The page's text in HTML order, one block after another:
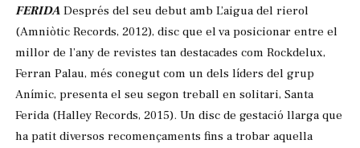
FERIDA Després del seu debut amb L’aigua del rierol
(Amniòtic Records, 2012), disc que el va posicionar entre el
millor de l’any de revistes tan destacades com Rockdelux,
Ferran Palau, més conegut com un dels líders del grup
Anímic, presenta el seu segon treball en solitari, Santa
Ferida (Halley Records, 2015). Un disc de gestació llarga que
ha patit diversos recomençaments fins a trobar aquella